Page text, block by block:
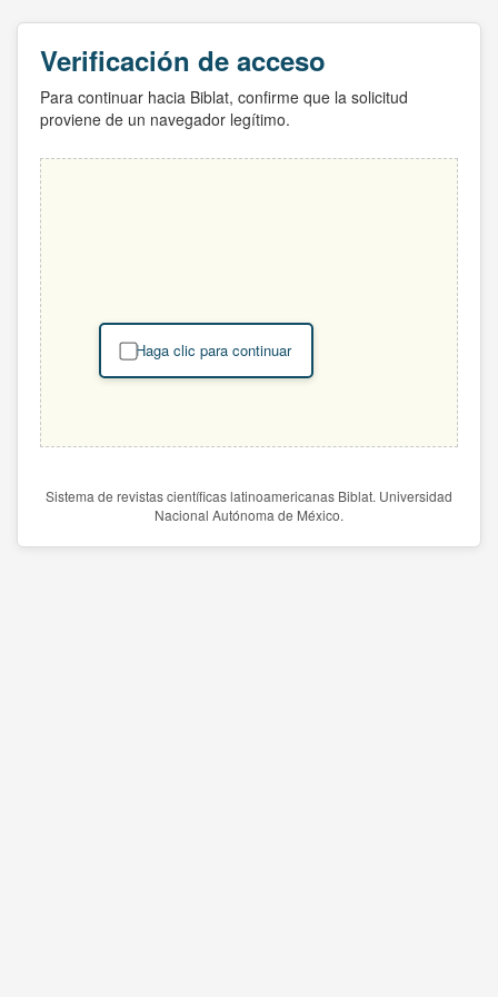
Verificación de acceso
Para continuar hacia Biblat, confirme que la solicitud
proviene de un navegador legítimo.
Haga clic para continuar
Sistema de revistas científicas latinoamericanas Biblat. Universidad
Nacional Autónoma de México.